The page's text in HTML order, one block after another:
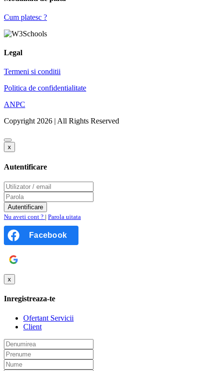
Cum platesc ?
Legal
Termeni si conditii
Politica de confidentialitate
ANPC
Copyright 2026 | All Rights Reserved
x
Autentificare
Nu aveti cont ? | Parola uitata
Facebook
x
Inregistreaza-te
Ofertant Servicii
Client